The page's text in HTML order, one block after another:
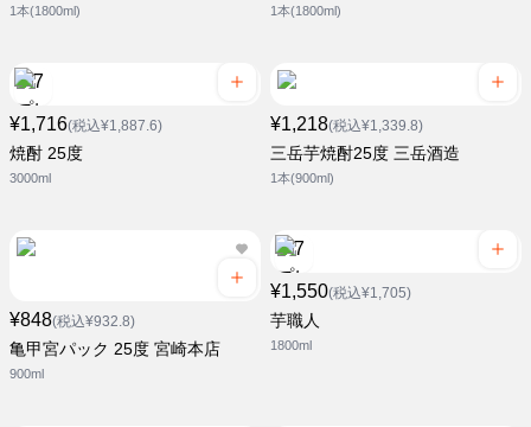
1本(1800ml) 1本(1800ml)
¥1,716(税込¥1,887.6)
焼酎 25度
3000ml
¥1,218(税込¥1,339.8)
三岳芋焼酎25度 三岳酒造
1本(900ml)
¥848(税込¥932.8)
亀甲宮パック 25度 宮崎本店
900ml
¥1,550(税込¥1,705)
芋職人
1800ml